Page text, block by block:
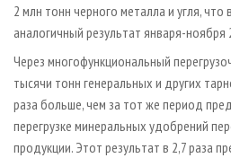
2 млн тонн черного металла и угля, что
аналогичный результат января-ноября
Через многофункциональный
тысячи тонн генеральных и других
раза больше, чем за тот же период
перегрузке минеральных удобрений
продукции. Этот результат в 2,7 раза